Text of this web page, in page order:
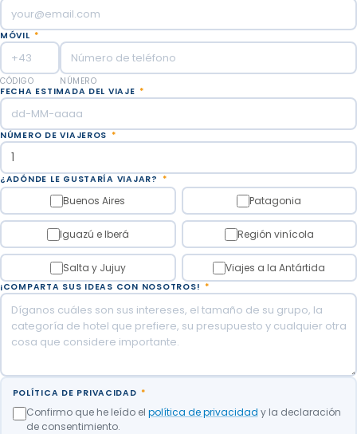
MÓVIL *
CÓDIGO
NÚMERO
FECHA ESTIMADA DEL VIAJE *
NÚMERO DE VIAJEROS *
¿ADÓNDE LE GUSTARÍA VIAJAR? *
Buenos Aires Patagonia
Iguazú e Iberá Región vinícola
Salta y Jujuy Viajes a la Antártida
¡COMPARTA SUS IDEAS CON NOSOTROS! *
POLÍTICA DE PRIVACIDAD *
Confirmo que he leído el política de privacidad y la declaración
de consentimiento.